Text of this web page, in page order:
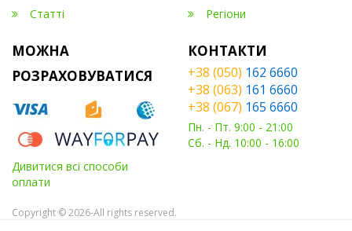
Статті
Регіони
МОЖНА
РОЗРАХОВУВАТИСЯ
Дивитися всі способи
оплати
КОНТАКТИ
+38 (050) 162 6660
+38 (063) 161 6660
+38 (067) 165 6660
Пн. - Пт. 9:00 - 21:00
Сб. - Нд. 10:00 - 16:00
Copyright © 2026-All rights reserved.